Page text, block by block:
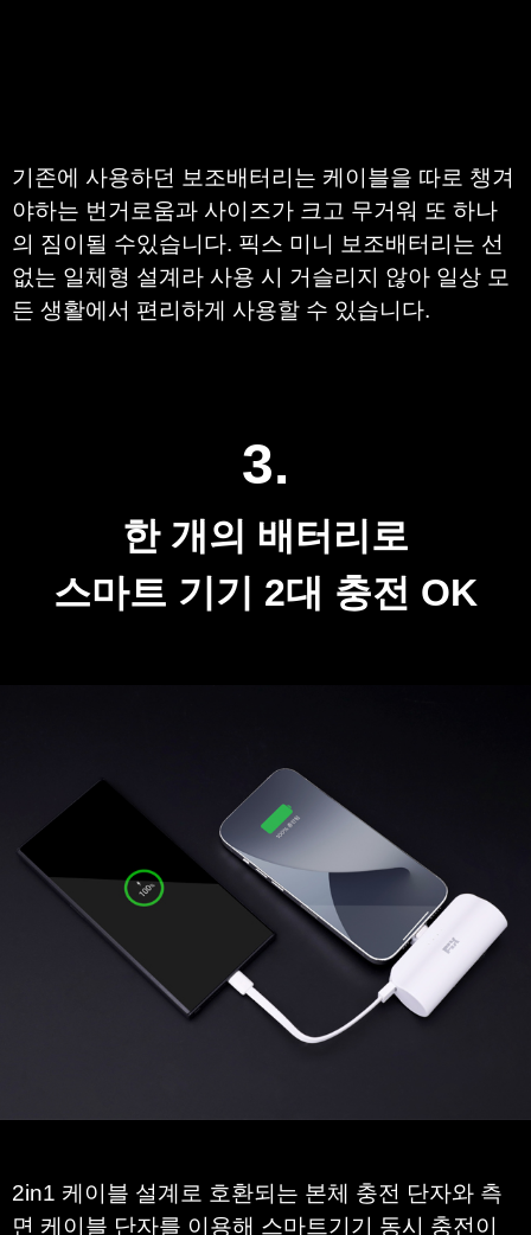
기존에 사용하던 보조배터리는 케이블을 따로 챙겨
야하는 번거로움과 사이즈가 크고 무거워 또 하나
의 짐이될 수있습니다. 픽스 미니 보조배터리는 선
없는 일체형 설계라 사용 시 거슬리지 않아 일상 모
든 생활에서 편리하게 사용할 수 있습니다.​
한 개의 배터리로
스마트 기기 2대 충전 OK